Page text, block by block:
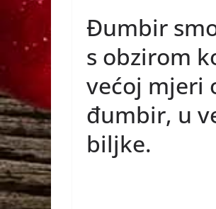
c
e
b
o
o
k
ss
e
n
g
er
at
s
A
p
p
Đumbir
s obzirom
većoj mjeri
đumbir, u
biljke.